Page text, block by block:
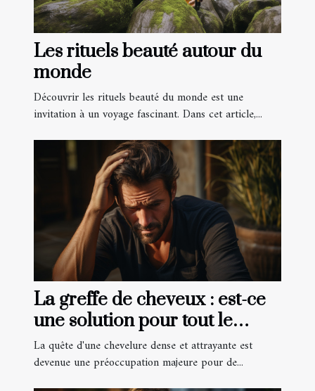
Les rituels beauté autour du
monde
Découvrir les rituels beauté du monde est une
invitation à un voyage fascinant. Dans cet article,...
La greffe de cheveux : est-ce
une solution pour tout le
monde ?
La quête d'une chevelure dense et attrayante est
devenue une préoccupation majeure pour de...